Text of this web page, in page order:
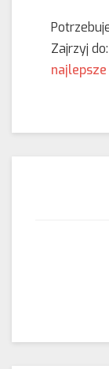
Zajrzyj do: